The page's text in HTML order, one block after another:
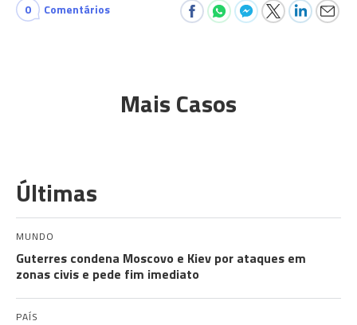
0 Comentários
Mais Casos
Últimas
MUNDO
Guterres condena Moscovo e Kiev por ataques em
zonas civis e pede fim imediato
PAÍS